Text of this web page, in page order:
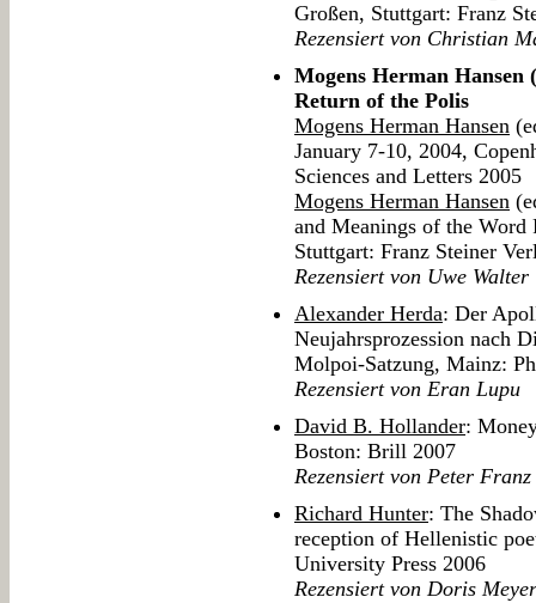
Großen, Stuttgart: Franz
Rezensiert von Christian
Mogens Herman
Return of the Polis
Mogens Herman Hansen
January 7-10, 2004,
Sciences and Letters 2005
Mogens Herman Hansen
and Meanings of the Word
Stuttgart: Franz Steiner
Rezensiert von Uwe Walter
Alexander Herda: Der
Neujahrsprozession nach
Molpoi-Satzung, Mainz:
Rezensiert von Eran Lupu
David B. Hollander:
Boston: Brill 2007
Rezensiert von Peter
Richard Hunter: The
reception of Hellenistic
University Press 2006
Rezensiert von Doris Meyer